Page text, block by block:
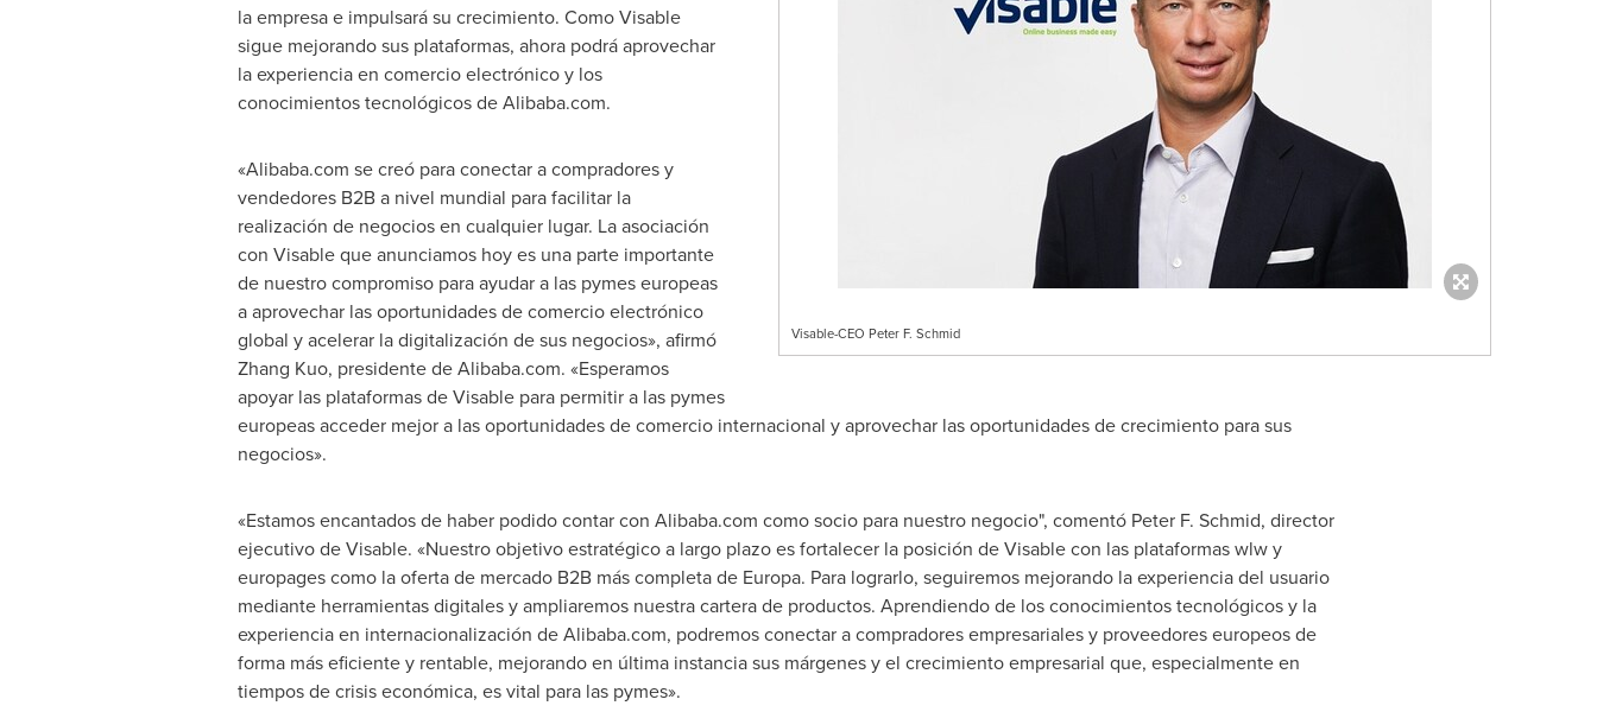
Visable-CEO Peter F. Schmid
la empresa e impulsará su crecimiento. Como Visable
sigue mejorando sus plataformas, ahora podrá aprovechar
la experiencia en comercio electrónico y los
conocimientos tecnológicos de Alibaba.com.
«Alibaba.com se creó para conectar a compradores y
vendedores B2B a nivel mundial para facilitar la
realización de negocios en cualquier lugar. La asociación
con Visable que anunciamos hoy es una parte importante
de nuestro compromiso para ayudar a las pymes europeas
a aprovechar las oportunidades de comercio electrónico
global y acelerar la digitalización de sus negocios», afirmó
Zhang Kuo, presidente de Alibaba.com. «Esperamos
apoyar las plataformas de Visable para permitir a las pymes
europeas acceder mejor a las oportunidades de comercio internacional y aprovechar las oportunidades de crecimiento para sus
negocios».
«Estamos encantados de haber podido contar con Alibaba.com como socio para nuestro negocio", comentó Peter F. Schmid, director
ejecutivo de Visable. «Nuestro objetivo estratégico a largo plazo es fortalecer la posición de Visable con las plataformas wlw y
europages como la oferta de mercado B2B más completa de Europa. Para lograrlo, seguiremos mejorando la experiencia del usuario
mediante herramientas digitales y ampliaremos nuestra cartera de productos. Aprendiendo de los conocimientos tecnológicos y la
experiencia en internacionalización de Alibaba.com, podremos conectar a compradores empresariales y proveedores europeos de
forma más eficiente y rentable, mejorando en última instancia sus márgenes y el crecimiento empresarial que, especialmente en
tiempos de crisis económica, es vital para las pymes».